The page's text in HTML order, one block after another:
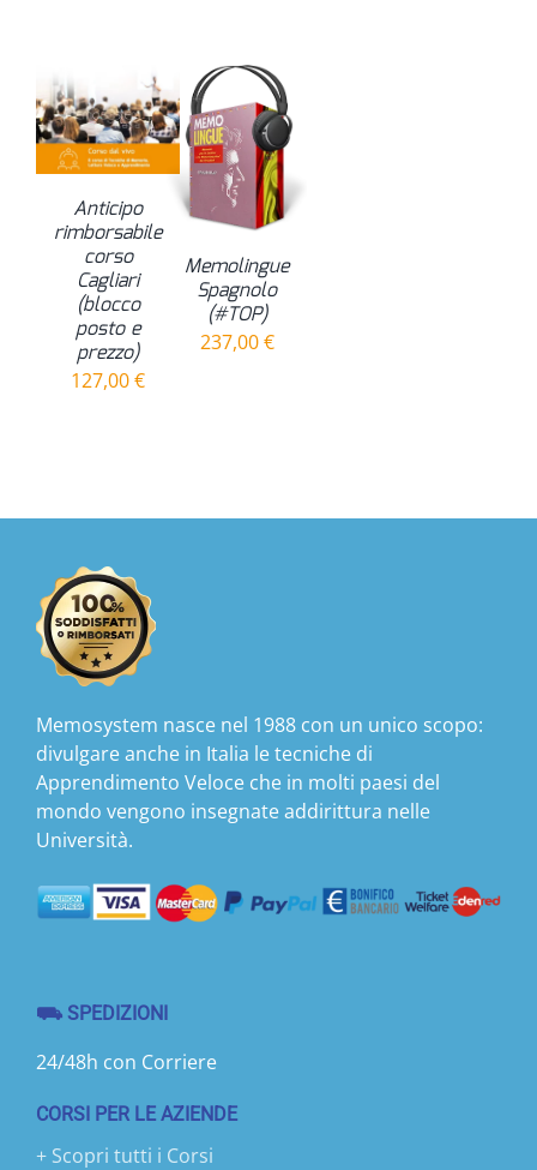
Anticipo
rimborsabile
corso
Cagliari
(blocco
posto e
prezzo)
127,00€
Memolingue
Spagnolo
(#TOP)
237,00€
Memosystem nasce nel 1988 con un unico scopo:
divulgare anche in Italia le tecniche di
Apprendimento Veloce che in molti paesi del
mondo vengono insegnate addirittura nelle
Università.
⛟ SPEDIZIONI
24/48h con Corriere
CORSI PER LE AZIENDE
+ Scopri tutti i Corsi